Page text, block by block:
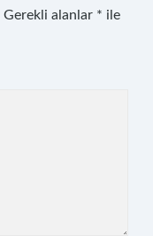
Gerekli alanlar * ile